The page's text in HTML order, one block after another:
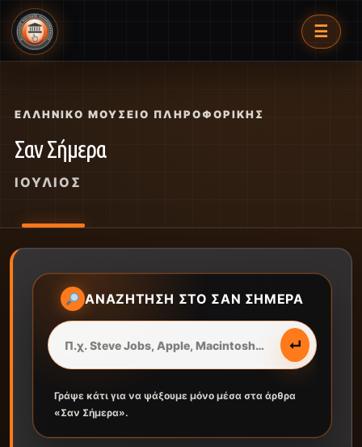
☰
ΕΛΛΗΝΙΚΌ ΜΟΥΣΕΊΟ ΠΛΗΡΟΦΟΡΙΚΉΣ
Σαν Σήμερα
ΙΟΎΛΙΟΣ
ΑΝΑΖΉΤΗΣΗ ΣΤΟ ΣΑΝ ΣΉΜΕΡΑ
↵
Γράψε κάτι για να ψάξουμε μόνο μέσα στα άρθρα
«Σαν Σήμερα».